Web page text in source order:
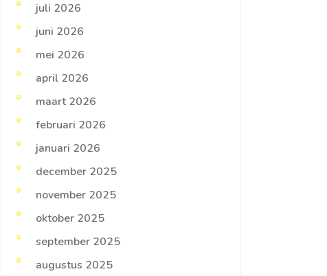
juli 2026
juni 2026
mei 2026
april 2026
maart 2026
februari 2026
januari 2026
december 2025
november 2025
oktober 2025
september 2025
augustus 2025